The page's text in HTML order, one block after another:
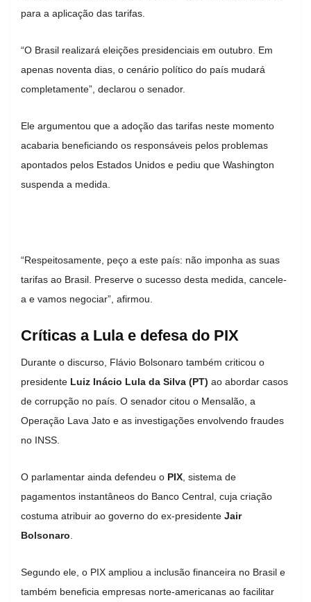
para a aplicação das tarifas.
“O Brasil realizará eleições presidenciais em outubro. Em
apenas noventa dias, o cenário político do país mudará
completamente”, declarou o senador.
Ele argumentou que a adoção das tarifas neste momento
acabaria beneficiando os responsáveis pelos problemas
apontados pelos Estados Unidos e pediu que Washington
suspenda a medida.
“Respeitosamente, peço a este país: não imponha as suas
tarifas ao Brasil. Preserve o sucesso desta medida, cancele-
a e vamos negociar”, afirmou.
Críticas a Lula e defesa do PIX
Durante o discurso, Flávio Bolsonaro também criticou o
presidente Luiz Inácio Lula da Silva (PT) ao abordar casos
de corrupção no país. O senador citou o Mensalão, a
Operação Lava Jato e as investigações envolvendo fraudes
no INSS.
O parlamentar ainda defendeu o PIX , sistema de
pagamentos instantâneos do Banco Central, cuja criação
costuma atribuir ao governo do ex-presidente Jair
Bolsonaro
Segundo ele, o PIX ampliou a inclusão financeira no Brasil e
também beneficia empresas norte-americanas ao facilitar